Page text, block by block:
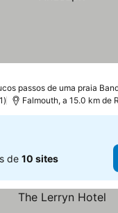
passos de uma praia
Falmouth, a 15.0 km de
de 10 sites